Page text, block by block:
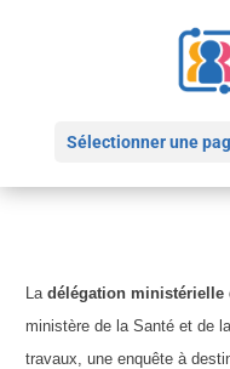
Sélectionner une
Ladélégation
ministère de la Santé et de
travaux, une enquête à